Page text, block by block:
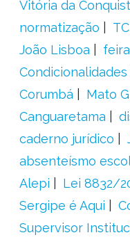
Vitória da
normatização
João Lisboa
Condicionalidades
Corumbá
Mato
Canguaretama
caderno jurídico
absenteísmo
Alepi
Lei 8832/
Sergipe é Aqui
Supervisor